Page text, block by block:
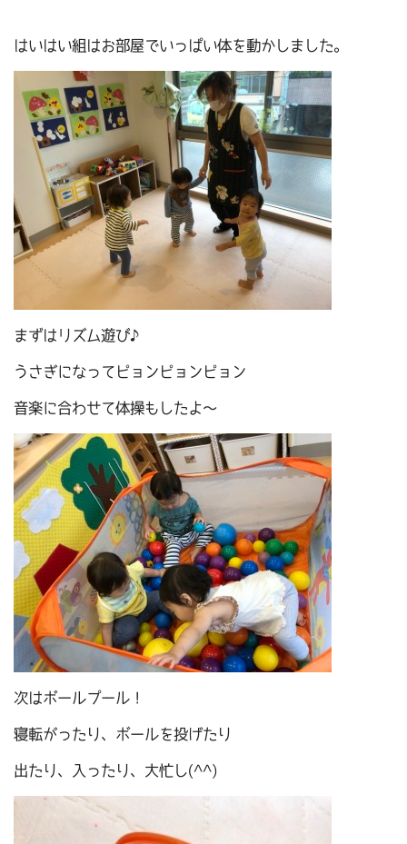
はいはい組はお部屋でいっぱい体を動かしました。
まずはリズム遊び♪
うさぎになってピョンピョンピョン
音楽に合わせて体操もしたよ～
次はボールプール！
寝転がったり、ボールを投げたり
出たり、入ったり、大忙し(^^)